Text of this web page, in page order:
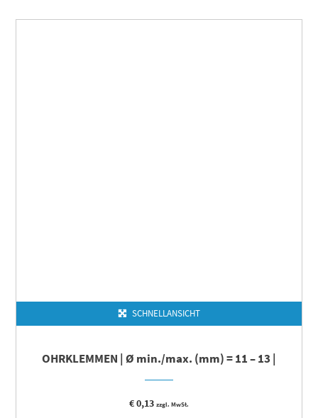
SCHNELLANSICHT
OHRKLEMMEN | Ø min./max. (mm) = 11 – 13 |
€0,13 zzgl. MwSt.